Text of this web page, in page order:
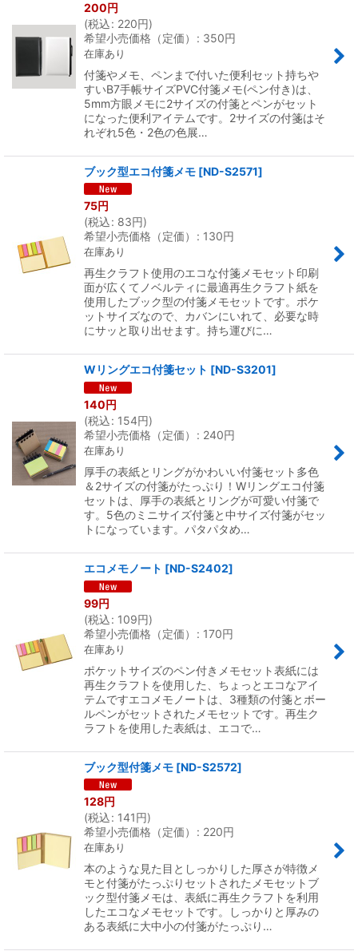
200円
(税込: 220円)
希望小売価格（定価）
: 350円
在庫あり
付箋やメモ、ペンまで付いた便利セット持ちや
すいB7手帳サイズPVC付箋メモ(ペン付き)は、
5mm方眼メモに2サイズの付箋とペンがセット
になった便利アイテムです。2サイズの付箋はそ
れぞれ5色・2色の色展…
ブック型エコ付箋メモ [ND-S2571]
75円
(税込: 83円)
希望小売価格（定価）
: 130円
在庫あり
再生クラフト使用のエコな付箋メモセット印刷
面が広くてノベルティに最適再生クラフト紙を
使用したブック型の付箋メモセットです。ポケ
ットサイズなので、カバンにいれて、必要な時
にサッと取り出せます。持ち運びに…
Wリングエコ付箋セット [ND-S3201]
140円
(税込: 154円)
希望小売価格（定価）
: 240円
在庫あり
厚手の表紙とリングがかわいい付箋セット多色
＆2サイズの付箋がたっぷり！Wリングエコ付箋
セットは、厚手の表紙とリングが可愛い付箋で
す。5色のミニサイズ付箋と中サイズ付箋がセッ
トになっています。パタパタめ…
エコメモノート [ND-S2402]
99円
(税込: 109円)
希望小売価格（定価）
: 170円
在庫あり
ポケットサイズのペン付きメモセット表紙には
再生クラフトを使用した、ちょっとエコなアイ
テムですエコメモノートは、3種類の付箋とボー
ルペンがセットされたメモセットです。再生ク
ラフトを使用した表紙は、エコで…
ブック型付箋メモ [ND-S2572]
128円
(税込: 141円)
希望小売価格（定価）
: 220円
在庫あり
本のような見た目としっかりした厚さが特徴メ
モと付箋がたっぷりセットされたメモセットブ
ック型付箋メモは、表紙に再生クラフトを利用
したエコなメモセットです。しっかりと厚みの
ある表紙に大中小の付箋がたっぷり…